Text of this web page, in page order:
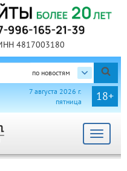
4817003180
по новостям
18+
7 августа 2026 г.
пятница
Toggle